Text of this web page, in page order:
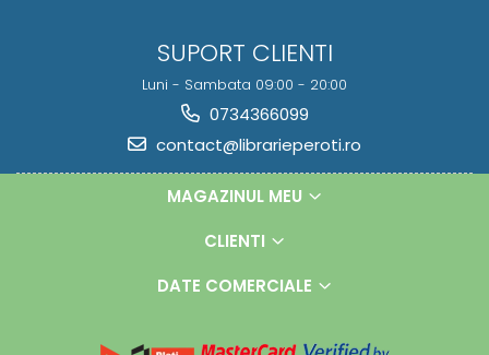
SUPORT CLIENTI
Luni - Sambata 09:00 - 20:00
0734366099
contact@librarieperoti.ro
MAGAZINUL MEU
CLIENTI
DATE COMERCIALE